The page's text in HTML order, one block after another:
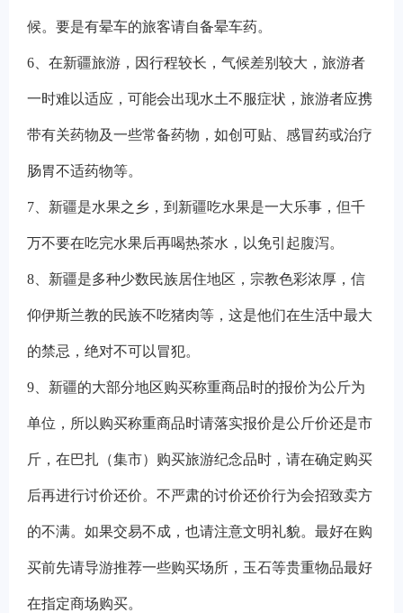
候。要是有晕车的旅客请自备晕车药。
6 、在新疆旅游，因行程较长，气候差别较大，旅游者
一时难以适应，可能会出现水土不服症状，旅游者应携
带有关药物及一些常备药物，如创可贴、感冒药或治疗
肠胃不适药物等。
7、新疆是水果之乡，到新疆吃水果是一大乐事，但千
万不要在吃完水果后再喝热茶水，以免引起腹泻。
8 、新疆是多种少数民族居住地区，宗教色彩浓厚，信
仰伊斯兰教的民族不吃猪肉等，这是他们在生活中最大
的禁忌，绝对不可以冒犯。
9 、新疆的大部分地区购买称重商品时的报价为公斤为
单位，所以购买称重商品时请落实报价是公斤价还是市
斤，在巴扎（集市）购买旅游纪念品时，请在确定购买
后再进行讨价还价。不严肃的讨价还价行为会招致卖方
的不满。如果交易不成，也请注意文明礼貌。最好在购
买前先请导游推荐一些购买场所，玉石等贵重物品最好
在指定商场购买。